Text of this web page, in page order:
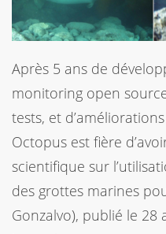
Après 5 ans de
monitoring open
tests, et
Octopus est fière
scientifique sur
des grottes marines
Gonzalvo), publié le 28